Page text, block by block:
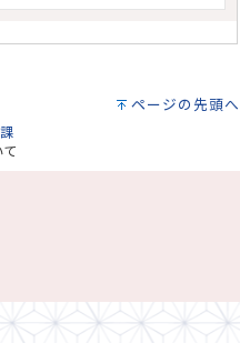
ページの先頭へ